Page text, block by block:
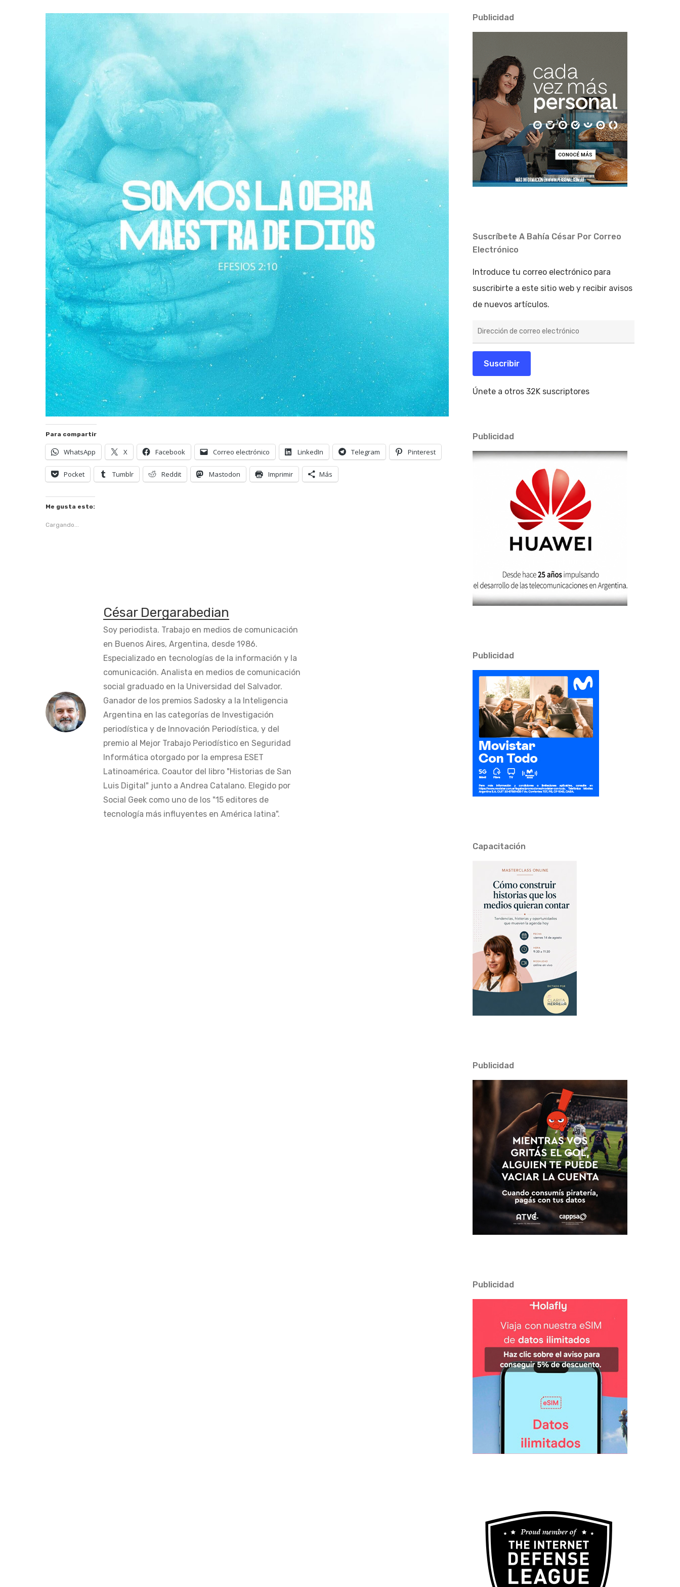
Hit enter to search or ESC to close
Para compartir
WhatsApp X Facebook Correo electrónico LinkedIn Telegram Pinterest
Pocket Tumblr Reddit Mastodon Imprimir Más
Me gusta esto:
Cargando...
César Dergarabedian
Soy periodista. Trabajo en medios de comunicación
en Buenos Aires, Argentina, desde 1986.
Especializado en tecnologías de la información y la
comunicación. Analista en medios de comunicación
social graduado en la Universidad del Salvador.
Ganador de los premios Sadosky a la Inteligencia
Argentina en las categorías de Investigación
periodística y de Innovación Periodística, y del
premio al Mejor Trabajo Periodístico en Seguridad
Informática otorgado por la empresa ESET
Latinoamérica. Coautor del libro "Historias de San
Luis Digital" junto a Andrea Catalano. Elegido por
Social Geek como uno de los "15 editores de
tecnología más influyentes en América latina".
Publicidad
Suscríbete A Bahía César Por Correo
Electrónico
Introduce tu correo electrónico para
suscribirte a este sitio web y recibir avisos
de nuevos artículos.
de
electrónico
Suscribir
Únete a otros 32K suscriptores
Publicidad
Publicidad
Capacitación
Publicidad
Publicidad